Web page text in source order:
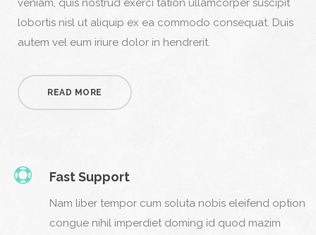
veniam, quis nostrud exerci tation ullamcorper suscipit
lobortis nisl ut aliquip ex ea commodo consequat. Duis
autem vel eum iriure dolor in hendrerit.
READ MORE
Fast Support
Nam liber tempor cum soluta nobis eleifend option
congue nihil imperdiet doming id quod mazim